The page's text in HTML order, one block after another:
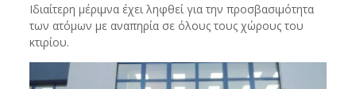
Ιδιαίτερη μέριμνα έχει ληφθεί για την προσβασιμότητα
των ατόμων με αναπηρία σε όλους τους χώρους του
κτιρίου.